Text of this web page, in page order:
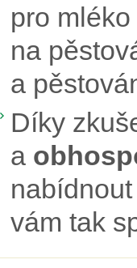
pro
na
a
Díky
a
vám tak